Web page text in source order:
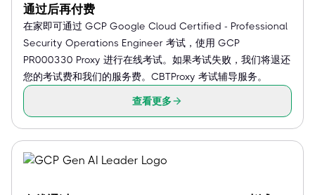
通过后再付费
在家即可通过 GCP Google Cloud Certified - Professional
Security Operations Engineer 考试，使用 GCP
PR000330 Proxy 进行在线考试。如果考试失败，我们将退还
您的考试费和我们的服务费。CBTProxy 考试辅导服务。
查看更多